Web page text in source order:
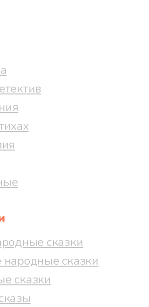
сказки
народные сказки
сказки